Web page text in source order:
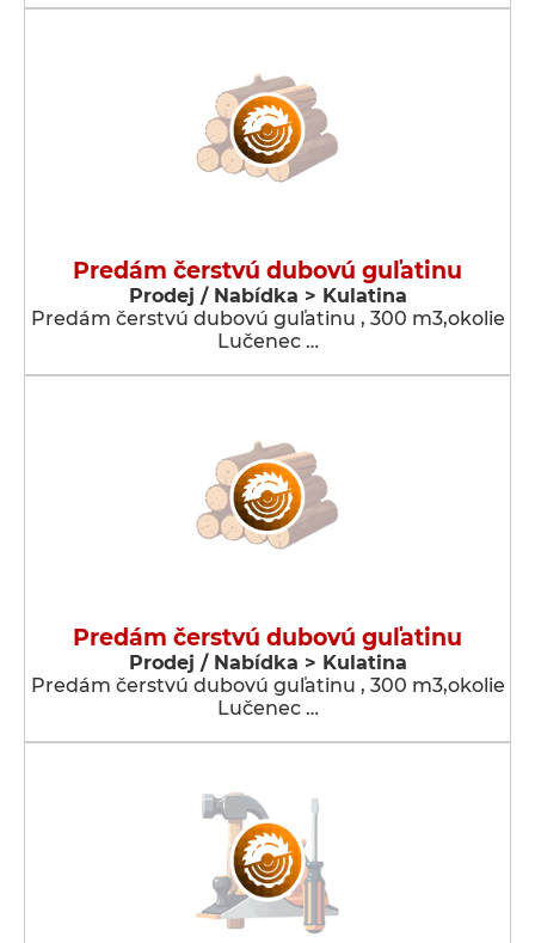
Predám čerstvú dubovú guľatinu
Prodej / Nabídka > Kulatina
Predám čerstvú dubovú guľatinu , 300 m3,okolie
Lučenec …
Predám čerstvú dubovú guľatinu
Prodej / Nabídka > Kulatina
Predám čerstvú dubovú guľatinu , 300 m3,okolie
Lučenec …